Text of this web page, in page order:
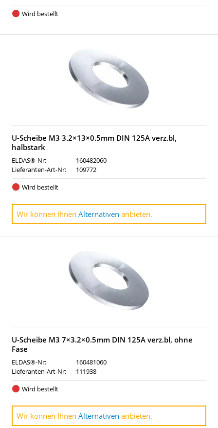
Wird bestellt
U-Scheibe M3 3.2×13×0.5mm DIN 125A verz.bl,
halbstark
ELDAS®-Nr:
160482060
Lieferanten-Art-Nr:
109772
Wird bestellt
Wir können Ihnen Alternativen anbieten.
U-Scheibe M3 7×3.2×0.5mm DIN 125A verz.bl, ohne
Fase
ELDAS®-Nr:
160481060
Lieferanten-Art-Nr:
111938
Wird bestellt
Wir können Ihnen Alternativen anbieten.